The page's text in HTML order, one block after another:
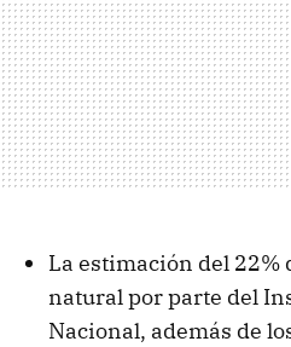
La estimación del 22%
natural por parte del
Nacional, además de